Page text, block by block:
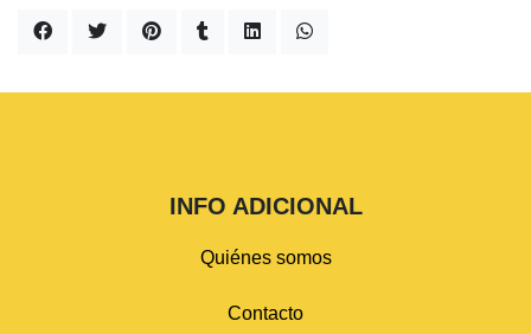
INFO ADICIONAL
Quiénes somos
Contacto